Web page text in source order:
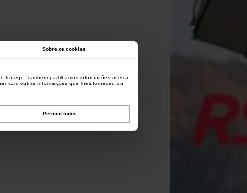
Sobre os cookies
Também partilhamos informações acerca
com outras informações que lhes forneceu ou
Permitir todos